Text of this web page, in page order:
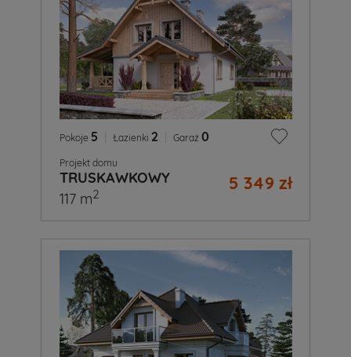
Pokoje 5 Łazienki 2 Garaż 0
Projekt domu
TRUSKAWKOWY 5 349 zł
117 m2